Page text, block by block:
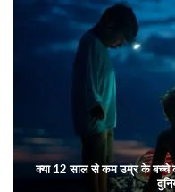
क्या 12 साल से कम उम्र के बच्चे